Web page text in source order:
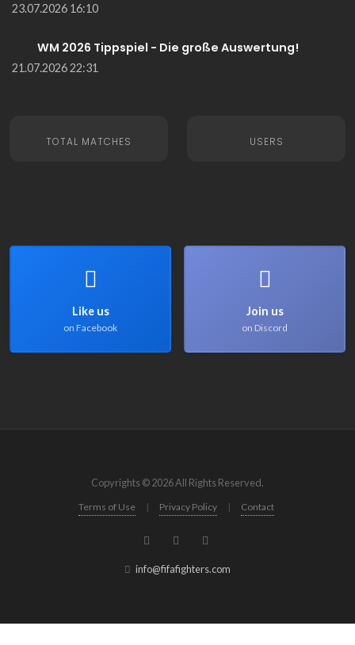
23.07.2026 16:10
WM 2026 Tippspiel - Die große Auswertung!
21.07.2026 22:31
TOTAL MATCHES USERS
Like us
on Facebook
Join us
on Discord
Copyrights © 2026 All Rights Reserved.
Terms of Use | Privacy Policy | Contact
info@fifafighters.com